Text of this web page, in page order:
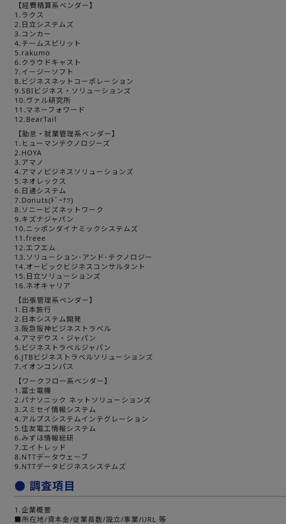
【経費精算系ベンダー】
1.ラクス
2.日立システムズ
3.コンカー
4.チームスピリット
5.rakumo
6.クラウドキャスト
7.イージーソフト
8.ビジネスネットコーポレーション
9.SBIビジネス・ソリューションズ
10.ヴァル研究所
11.マネーフォワード
12.BearTail
【勤怠・就業管理系ベンダー】
1.ヒューマンテクノロジーズ
2.HOYA
3.アマノ
4.アマノビジネスソリューションズ
5.ネオレックス
6.日通システム
7.Donuts(ﾄﾞｰﾅﾂ)
8.ソニービズネットワーク
9.キズナジャパン
10.ニッポンダイナミックシステムズ
11.freee
12.エフエム
13.ソリューション･アンド･テクノロジー
14.オービックビジネスコンサルタント
15.日立ソリューションズ
16.ネオキャリア
【出張管理系ベンダー】
1.日本旅行
2.日本システム開発
3.阪急阪神ビジネストラベル
4.アマデウス・ジャパン
5.ビジネストラベルジャパン
6.JTBビジネストラベルソリューションズ
7.イオンコンパス
【ワークフロー系ベンダー】
1.富士電機
2.パナソニック ネットソリューションズ
3.スミセイ情報システム
4.アルプスシステムインテグレーション
5.住友電工情報システム
6.みずほ情報総研
7.エイトレッド
8.NTTデータウェーブ
9.NTTデータビジネスシステムズ
● 調査項目
1.企業概要
■所在地/資本金/従業員数/設立/事業/URL 等